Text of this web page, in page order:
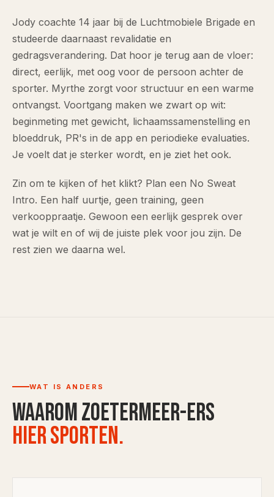
Jody coachte 14 jaar bij de Luchtmobiele Brigade en
studeerde daarnaast revalidatie en
gedragsverandering. Dat hoor je terug aan de vloer:
direct, eerlijk, met oog voor de persoon achter de
sporter. Myrthe zorgt voor structuur en een warme
ontvangst. Voortgang maken we zwart op wit:
beginmeting met gewicht, lichaamssamenstelling en
bloeddruk, PR's in de app en periodieke evaluaties.
Je voelt dat je sterker wordt, en je ziet het ook.
Zin om te kijken of het klikt? Plan een No Sweat
Intro. Een half uurtje, geen training, geen
verkooppraatje. Gewoon een eerlijk gesprek over
wat je wilt en of wij de juiste plek voor jou zijn. De
rest zien we daarna wel.
WAT IS ANDERS
Waarom Zoetermeer-ers
hier sporten.